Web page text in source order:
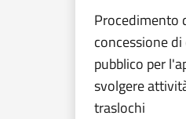
Procedimento
concessione
pubblico per
svolgere
traslochi